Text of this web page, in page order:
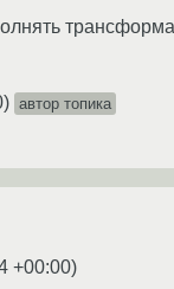
) автор топика
+00:00)